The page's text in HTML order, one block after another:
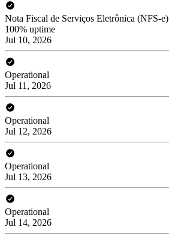
Nota Fiscal de Serviços Eletrônica (NFS-e)
100% uptime
Jul 10, 2026
Operational
Jul 11, 2026
Operational
Jul 12, 2026
Operational
Jul 13, 2026
Operational
Jul 14, 2026